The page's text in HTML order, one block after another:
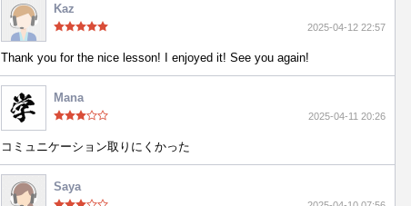
Kaz
2025-04-12 22:57
Thank you for the nice lesson! I enjoyed it! See you again!
Mana
2025-04-11 20:26
コミュニケーション取りにくかった
Saya